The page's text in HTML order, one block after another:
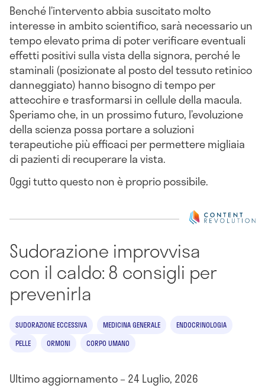
Benché l’intervento abbia suscitato molto
interesse in ambito scientifico, sarà necessario un
tempo elevato prima di poter verificare eventuali
effetti positivi sulla vista della signora, perché le
staminali (posizionate al posto del tessuto retinico
danneggiato) hanno bisogno di tempo per
attecchire e trasformarsi in cellule della macula.
Speriamo che, in un prossimo futuro, l’evoluzione
della scienza possa portare a soluzioni
terapeutiche più efficaci per permettere migliaia
di pazienti di recuperare la vista.
Oggi tutto questo non è proprio possibile.
Sudorazione improvvisa
con il caldo: 8 consigli per
prevenirla
SUDORAZIONE ECCESSIVA MEDICINA GENERALE
ENDOCRINOLOGIA
PELLE
ORMONI CORPO UMANO
Ultimo aggiornamento – 24 Luglio, 2026